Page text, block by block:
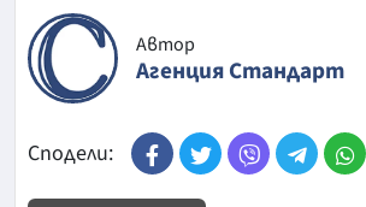
Автор
Агенция Стандарт
Сподели: